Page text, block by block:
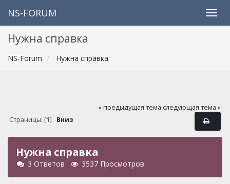
NS-FORUM
Нужна справка
NS-Forum Нужна справка
« предыдущая тема следующая тема »
Страницы: [1] Вниз
Нужна справка
3 Ответов 3537 Просмотров